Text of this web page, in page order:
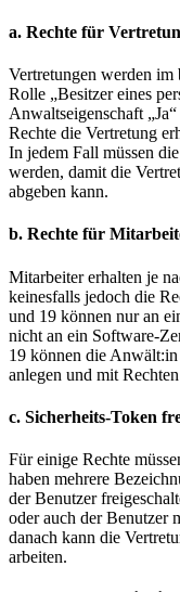
a. Rechte für
Vertretungen werden im
Rolle „Besitzer eines
Anwaltseigenschaft
Rechte die Vertretung
In jedem Fall müssen
werden, damit die
abgeben kann.
b. Rechte für
Mitarbeiter erhalten je
keinesfalls jedoch die
und 19 können nur an
nicht an ein Software-
19 können die
anlegen und mit Rechten
c. Sicherheits-Token
Für einige Rechte
haben mehrere
der Benutzer
oder auch der Benutzer
danach kann die
arbeiten.